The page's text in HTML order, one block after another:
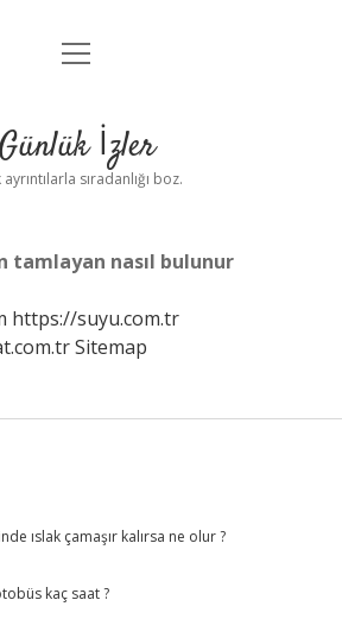
Anasayfa
Yasal Uyarı
menüyü
Günlük İzler
sıradanlığı boz.
tamlayan nasıl bulunur
https://suyu.com.tr
Sitemap
ıslak çamaşır kalırsa ne olur ?
kaç saat ?